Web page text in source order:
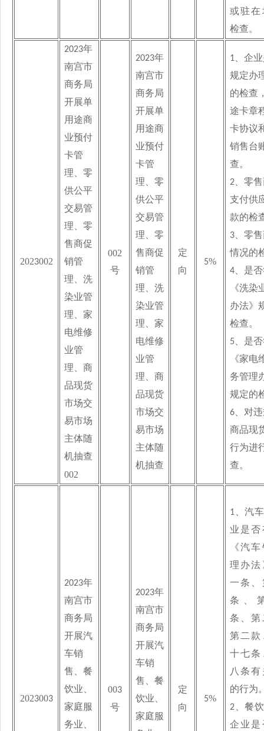
或驻在
检查。
2023002
2023年
南宫市
商务局
开展单
用途商
业预付
卡管
理、零
供公平
交易管
理、零
售商促
销管
理、洗
染业管
理、家
电维修
业管
理、商
品现货
市场交
易市场
主体随
机抽查
002
002
号
2023年
南宫市
商务局
开展单
用途商
业预付
卡管
理、零
供公平
交易管
理、零
售商促
销管
理、洗
染业管
理、家
电维修
业管
理、商
品现货
市场交
易市场
主体随
机抽查
定
向
5%
1、 企
规定办
的检查
途卡章
卡协议
销售台
查。
2、 零
支付供
款的检
3、 零
情况的
4、 是
《洗染
办法》
检查。
5、 是
《家电
务管理
规定的
6、 对
商品现
行为进
查。
2023003
2023年
南宫市
商务局
开展汽
车销
售、餐
饮业、
家庭服
务业、
003
号
2023年
南宫市
商务局
开展汽
车销
售、餐
饮业、
家庭服
定
向
5%
1、 汽
业是否
《汽
理办法
一条、
条、
条、第
第二款
十七条
八条
的行为
2、 餐
企业是